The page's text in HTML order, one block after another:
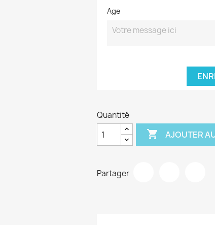
Age
Quantité
 AJOUTER
Partager